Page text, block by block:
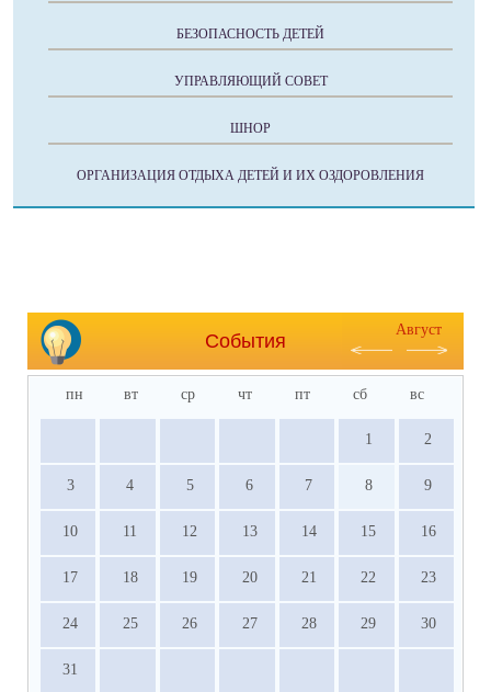
БЕЗОПАСНОСТЬ ДЕТЕЙ
УПРАВЛЯЮЩИЙ СОВЕТ
ШНОР
ОРГАНИЗАЦИЯ ОТДЫХА ДЕТЕЙ И ИХ ОЗДОРОВЛЕНИЯ
События
Август
пн вт ср чт пт сб вс
1 2
3 4 5 6 7 8 9
10 11 12 13 14 15 16
17 18 19 20 21 22 23
24 25 26 27 28 29 30
31